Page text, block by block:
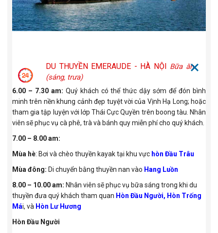
DU THUYỀN EMERAUDE - HÀ NỘI Bữa ăn
(sáng, trưa)
6.00 – 7.30 am: Quý khách có thể thức dậy sớm để đón bình
minh trên nền khung cảnh đẹp tuyệt vời của Vịnh Hạ Long; hoặc
tham gia tập luyện với lớp Thái Cực Quyền trên boong tàu. Nhân
viên sẽ phục vụ cà phê, trà và bánh quy miễn phí cho quý khách.
7.00 – 8.00 am:
Mùa hè: Bơi và chèo thuyền kayak tại khu vực hòn Đầu Trâu
Mùa đông: Di chuyển bằng thuyền nan vào Hang Luồn
8.00 – 10.00 am: Nhân viên sẽ phục vụ bữa sáng trong khi du
thuyền đưa quý khách tham quan Hòn Đầu Người, Hòn Trống
Mái, và Hòn Lư Hương
Hòn Đầu Người